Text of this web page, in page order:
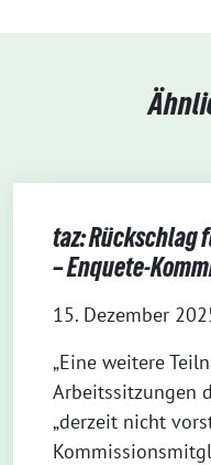
taz: Rückschlag
– Enquete-
15. Dezember
„Eine weitere
Arbeitssitzungen
„derzeit nicht